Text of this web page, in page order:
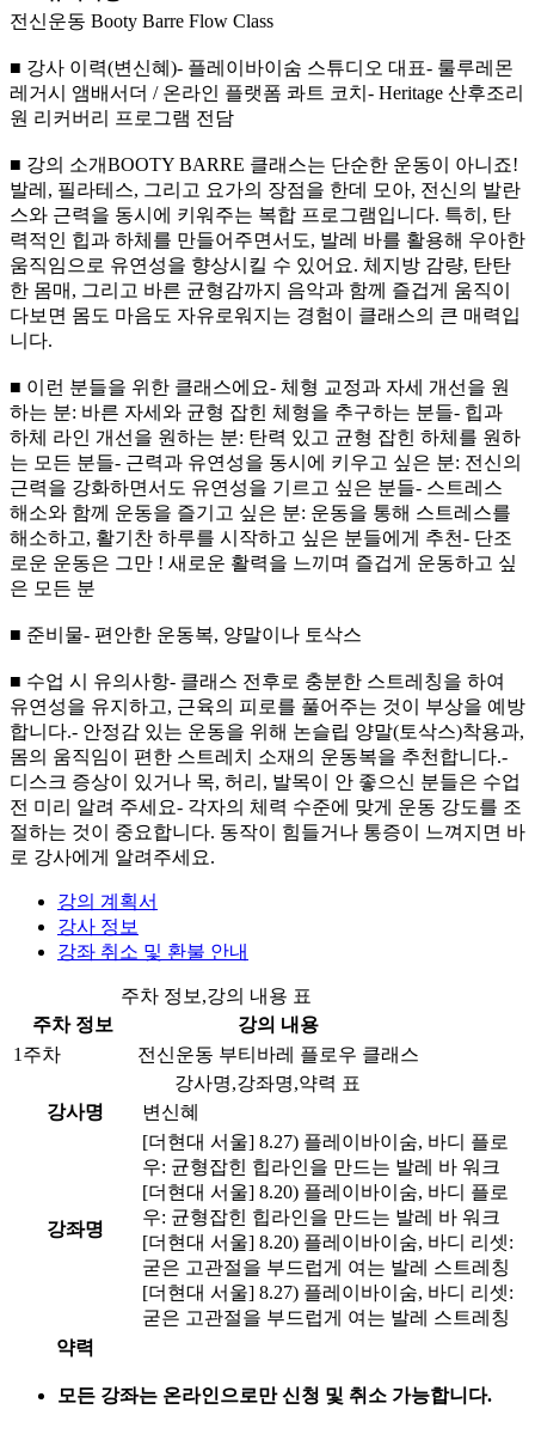
전신운동 Booty Barre Flow Class
■ 강사 이력(변신혜)- 플레이바이숨 스튜디오 대표- 룰루레몬
레거시 앰배서더 / 온라인 플랫폼 콰트 코치- Heritage 산후조리
원 리커버리 프로그램 전담
■ 강의 소개BOOTY BARRE 클래스는 단순한 운동이 아니죠!
발레, 필라테스, 그리고 요가의 장점을 한데 모아, 전신의 발란
스와 근력을 동시에 키워주는 복합 프로그램입니다. 특히, 탄
력적인 힙과 하체를 만들어주면서도, 발레 바를 활용해 우아한
움직임으로 유연성을 향상시킬 수 있어요. 체지방 감량, 탄탄
한 몸매, 그리고 바른 균형감까지 음악과 함께 즐겁게 움직이
다보면 몸도 마음도 자유로워지는 경험이 클래스의 큰 매력입
니다.
■ 이런 분들을 위한 클래스에요- 체형 교정과 자세 개선을 원
하는 분: 바른 자세와 균형 잡힌 체형을 추구하는 분들- 힙과
하체 라인 개선을 원하는 분: 탄력 있고 균형 잡힌 하체를 원하
는 모든 분들- 근력과 유연성을 동시에 키우고 싶은 분: 전신의
근력을 강화하면서도 유연성을 기르고 싶은 분들- 스트레스
해소와 함께 운동을 즐기고 싶은 분: 운동을 통해 스트레스를
해소하고, 활기찬 하루를 시작하고 싶은 분들에게 추천- 단조
로운 운동은 그만 ! 새로운 활력을 느끼며 즐겁게 운동하고 싶
은 모든 분
■ 준비물- 편안한 운동복, 양말이나 토삭스
■ 수업 시 유의사항- 클래스 전후로 충분한 스트레칭을 하여
유연성을 유지하고, 근육의 피로를 풀어주는 것이 부상을 예방
합니다.- 안정감 있는 운동을 위해 논슬립 양말(토삭스)착용과,
몸의 움직임이 편한 스트레치 소재의 운동복을 추천합니다.-
디스크 증상이 있거나 목, 허리, 발목이 안 좋으신 분들은 수업
전 미리 알려 주세요- 각자의 체력 수준에 맞게 운동 강도를 조
절하는 것이 중요합니다. 동작이 힘들거나 통증이 느껴지면 바
로 강사에게 알려주세요.
강의 계획서
강사 정보
강좌 취소 및 환불 안내
주차 정보,강의 내용 표
주차 정보
강의 내용
1주차
전신운동 부티바레 플로우 클래스
강사명,강좌명,약력 표
강사명
변신혜
강좌명
[더현대 서울] 8.27) 플레이바이숨, 바디 플로
우: 균형잡힌 힙라인을 만드는 발레 바 워크
[더현대 서울] 8.20) 플레이바이숨, 바디 플로
우: 균형잡힌 힙라인을 만드는 발레 바 워크
[더현대 서울] 8.20) 플레이바이숨, 바디 리셋:
굳은 고관절을 부드럽게 여는 발레 스트레칭
[더현대 서울] 8.27) 플레이바이숨, 바디 리셋:
굳은 고관절을 부드럽게 여는 발레 스트레칭
약력
모든 강좌는 온라인으로만 신청 및 취소 가능합니다.